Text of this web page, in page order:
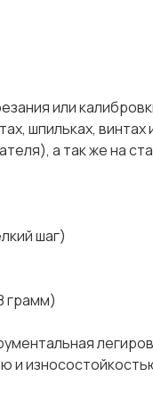
или
шпильках,
а так же на
шаг)
легированная
и